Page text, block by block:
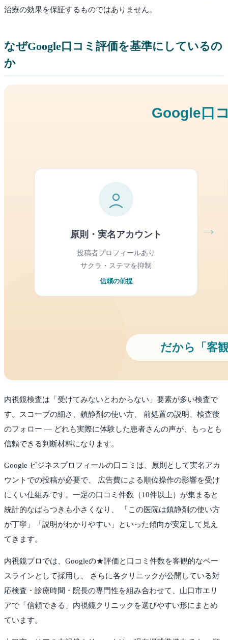
治療の効果を保証するものではありません。
なぜGoogle口コミ評価を基準にしているの
か
内視鏡検査は「受けてみないとわからない」要素が多い検査で
す。スコープの細さ、鎮静剤の使い方、 前処置の説明、検査後
のフォロー — どれも実際に体験した患者さんの声が、もっとも
信頼できる判断材料になります。
Google ビジネスプロフィールの口コミは、原則として実名アカ
ウントでの投稿が必要で、 広告費による順位操作の影響を受け
にくい仕組みです。一定の口コミ件数（10件以上）が集まると
統計的なばらつきも小さくなり、 「この医院は鎮静剤の使い方
が丁寧」「説明がわかりやすい」といった傾向が安定して見え
てきます。
内視鏡プロでは、Googleの★評価と口コミ件数を客観的なベー
スラインとして採用し、 さらに各クリニックが公開している対
応検査・診療時間・院長の専門性を組み合わせて、 山口市エリ
アで「信頼できる」内視鏡クリニックを選びやすい形にまとめ
ています。